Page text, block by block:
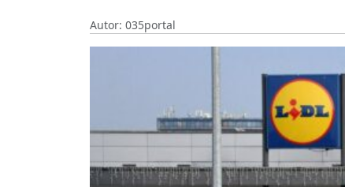
Autor: 035portal